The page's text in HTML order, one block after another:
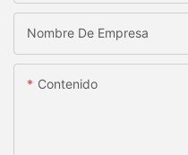
Nombre De Empresa
Contenido